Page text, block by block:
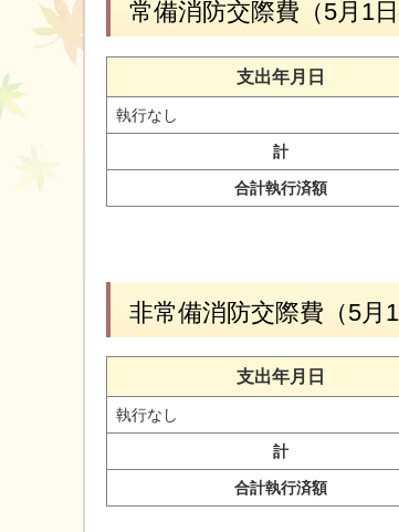
常備消防交際費（5月1日
支出年月日
執行なし
計
合計執行済額
非常備消防交際費（5月1
支出年月日
執行なし
計
合計執行済額